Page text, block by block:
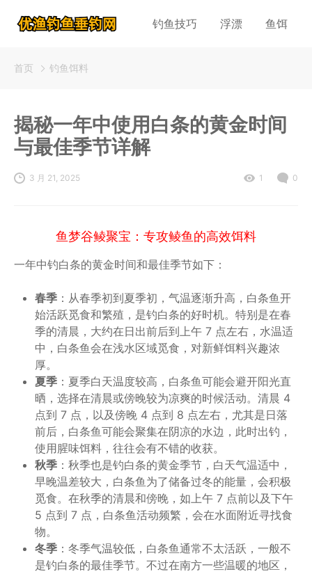
钓鱼技巧 浮漂 鱼饵
首页 钓鱼饵料
揭秘一年中使用白条的黄金时间
与最佳季节详解
3 月 21, 2025 1 0
鱼梦谷鲮聚宝：专攻鲮鱼的高效饵料
一年中钓白条的黄金时间和最佳季节如下：
春季 ：从春季初到夏季初，气温逐渐升高，白条鱼开
始活跃觅食和繁殖，是钓白条的好时机。特别是在春
季的清晨，大约在日出前后到上午 7 点左右，水温适
中，白条鱼会在浅水区域觅食，对新鲜饵料兴趣浓
厚。
夏季 ：夏季白天温度较高，白条鱼可能会避开阳光直
晒，选择在清晨或傍晚较为凉爽的时候活动。清晨 4
点到 7 点，以及傍晚 4 点到 8 点左右，尤其是日落
前后，白条鱼可能会聚集在阴凉的水边，此时出钓，
使用腥味饵料，往往会有不错的收获。
秋季 ：秋季也是钓白条的黄金季节，白天气温适中，
早晚温差较大，白条鱼为了储备过冬的能量，会积极
觅食。在秋季的清晨和傍晚，如上午 7 点前以及下午
5 点到 7 点，白条鱼活动频繁，会在水面附近寻找食
物。
冬季 ：冬季气温较低，白条鱼通常不太活跃，一般不
是钓白条的最佳季节。不过在南方一些温暖的地区，